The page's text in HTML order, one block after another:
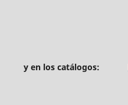
y en los catálogos: